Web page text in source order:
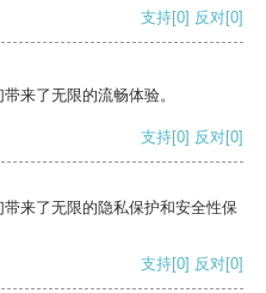
支持[0] 反对[0]
来了无限的流畅体验。
支持[0] 反对[0]
来了无限的隐私保护和安全性保
支持[0] 反对[0]